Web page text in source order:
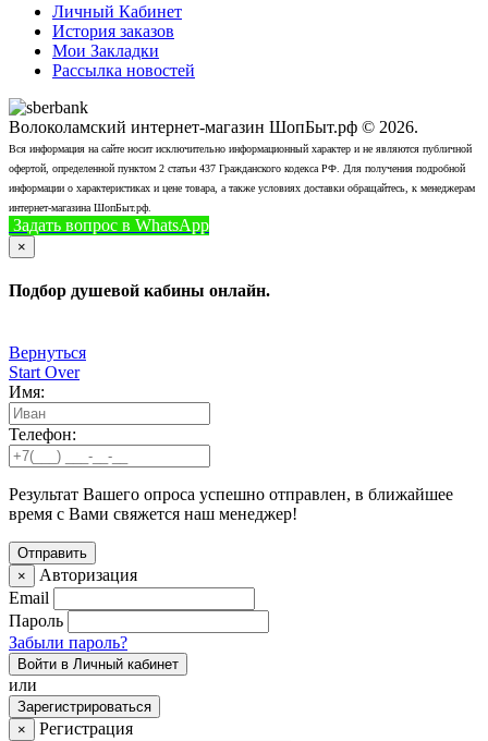
Личный Кабинет
История заказов
Мои Закладки
Рассылка новостей
Волоколамский интернет-магазин ШопБыт.рф © 2026.
Вся информация на сайте носит исключительно информационный характер и не являются публичной
офертой, определенной пунктом 2 статьи 437 Гражданского кодекса РФ. Для получения подробной
информации о характеристиках и цене товара, а также условиях доставки обращайтесь, к менеджерам
интернет-магазина ШопБыт.рф.
Задать вопрос в WhatsApp
×
Подбор душевой кабины онлайн.
Вернуться
Start Over
Имя:
Телефон:
Результат Вашего опроса успешно отправлен, в ближайшее
время с Вами свяжется наш менеджер!
×
Авторизация
Email
Пароль
Забыли пароль?
Войти в Личный кабинет
или
Зарегистрироваться
×
Регистрация